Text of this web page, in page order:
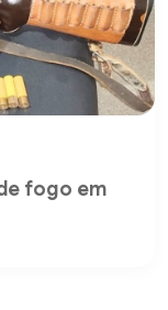
fogo em